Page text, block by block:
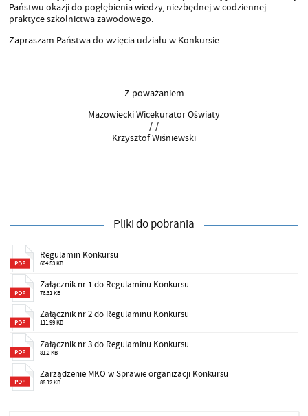
Państwu okazji do pogłębienia wiedzy, niezbędnej w codziennej
praktyce szkolnictwa zawodowego.
Zapraszam Państwa do wzięcia udziału w Konkursie.
Z poważaniem
Mazowiecki Wicekurator Oświaty
/-/
Krzysztof Wiśniewski
Pliki do pobrania
Regulamin Konkursu
604.53 KB
Załącznik nr 1 do Regulaminu Konkursu
76.31 KB
Załącznik nr 2 do Regulaminu Konkursu
111.99 KB
Załącznik nr 3 do Regulaminu Konkursu
81.2 KB
Zarządzenie MKO w Sprawie organizacji Konkursu
88.12 KB